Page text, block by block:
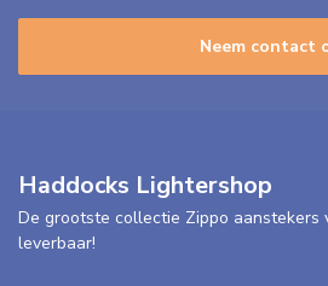
Neem contact
Haddocks Lightershop
De grootste collectie Zippo aanstekers
leverbaar!